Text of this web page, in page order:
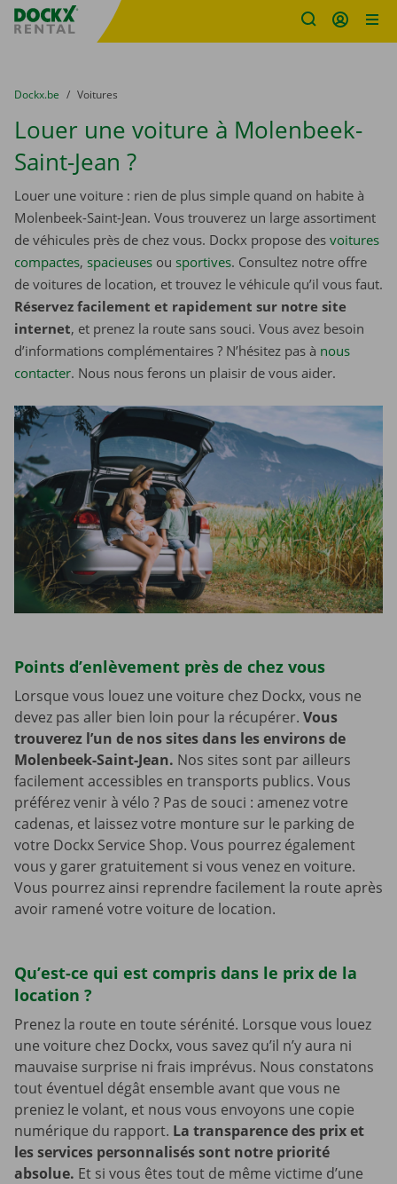
sitename
You are here:
du
Dockx.be to
Voitures
Louer une voiture à Molenbeek-
Saint-Jean ?
Louer une voiture : rien de plus simple quand on habite à
Molenbeek-Saint-Jean. Vous trouverez un large assortiment
de véhicules près de chez vous. Dockx propose des voitures
compactes, spacieuses ou sportives. Consultez notre offre
de voitures de location, et trouvez le véhicule qu’il vous faut.
Réservez facilement et rapidement sur notre site
internet, et prenez la route sans souci. Vous avez besoin
d’informations complémentaires ? N’hésitez pas à nous
contacter. Nous nous ferons un plaisir de vous aider.
Points d’enlèvement près de chez vous
Lorsque vous louez une voiture chez Dockx, vous ne
devez pas aller bien loin pour la récupérer. Vous
trouverez l’un de nos sites dans les environs de
Molenbeek-Saint-Jean. Nos sites sont par ailleurs
facilement accessibles en transports publics. Vous
préférez venir à vélo ? Pas de souci : amenez votre
cadenas, et laissez votre monture sur le parking de
votre Dockx Service Shop. Vous pourrez également
vous y garer gratuitement si vous venez en voiture.
Vous pourrez ainsi reprendre facilement la route après
avoir ramené votre voiture de location.
Qu’est-ce qui est compris dans le prix de la
location ?
Prenez la route en toute sérénité. Lorsque vous louez
une voiture chez Dockx, vous savez qu’il n’y aura ni
mauvaise surprise ni frais imprévus. Nous constatons
tout éventuel dégât ensemble avant que vous ne
preniez le volant, et nous vous envoyons une copie
numérique du rapport. La transparence des prix et
les services personnalisés sont notre priorité
absolue. Et si vous êtes tout de même victime d’une